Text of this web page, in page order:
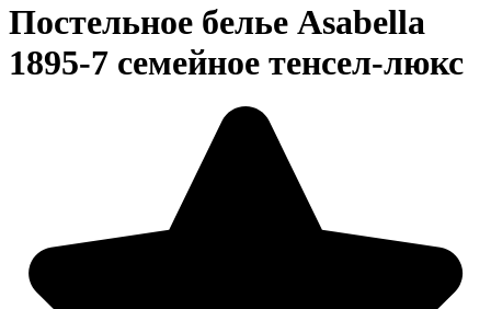
Постельное белье Asabella
1895-7 семейное тенсел-люкс